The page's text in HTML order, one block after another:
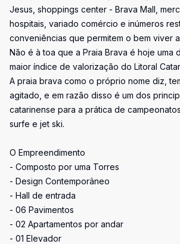
Jesus, shoppings center - Brava Mall,
hospitais, variado comércio e inúmeros
conveniências que permitem o bem viver
Não é à toa que a Praia Brava é hoje uma
maior índice de valorização do Litoral
A praia brava como o próprio nome diz,
agitado, e em razão disso é um dos
catarinense para a prática de
surfe e jet ski.
O Empreendimento
- Composto por uma Torres
- Design Contemporâneo
- Hall de entrada
- 06 Pavimentos
- 02 Apartamentos por andar
- 01 Elevador